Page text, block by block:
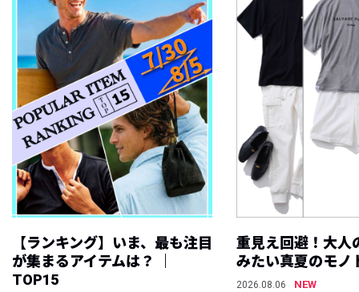
【ランキング】いま、最も注目
が集まるアイテムは？ ｜
TOP15
重見え回避！大人
みたい真夏のモノ
2026.08.06
NEW